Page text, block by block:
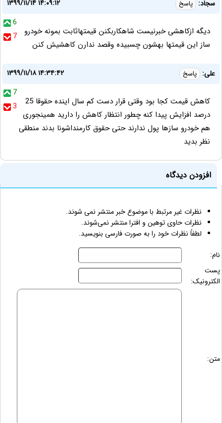
سجاد: پاسخ
۱۳۹۹/۱۱/۱۴ ۱۴:۰۹:۱۲
6
7
دیگه ازکاهشی خبرنیست شاهکاربکنن قیمتهاثابت بمونه خودرو
ساز این قیمتها بهشون چسبیده وقصد ندارن کاهشیش کنن
علی: پاسخ
۱۳۹۹/۱۱/۱۸ ۱۴:۳۴:۴۲
7
3
کاهش قیمت کجا بود وقتی قرار دست کم سال اینده حقوقا 25
درصد افزایش پیدا کنه چطور انتظار کاهش را دارید همینجوری
هم خودرو سازها پول ندارند حتی حقوق کارمنداشونا بدند منطقی
نظر بدید
افزودن دیدگاه
نظرات غیر مرتبط با موضوع خبر منتشر نمی شوند.
نظرات حاوی توهین و افترا منتشر نمی‌شوند.
لطفاً نظرات خود را به صورت فارسی بنویسید.
نام:
پست
الکترونیک:
متن: